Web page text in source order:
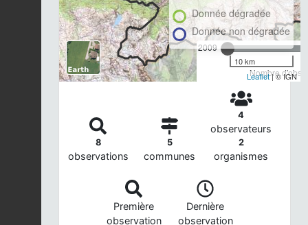
2009
Nombre
Donnée dégradée
Donnée non dégradée
10 km
Leaflet| © IGN
8
observations
5
communes
4
observateurs
2
organismes
Première
observation
Dernière
observation